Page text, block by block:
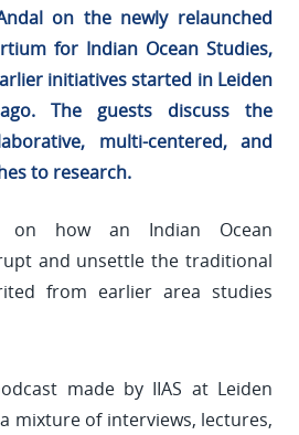
on the newly relaunched
for Indian Ocean Studies,
initiatives started in Leiden
The guests discuss the
multi-centered, and
to research.
on how an Indian Ocean
and unsettle the traditional
from earlier area studies
made by IIAS at Leiden
mixture of interviews, lectures,